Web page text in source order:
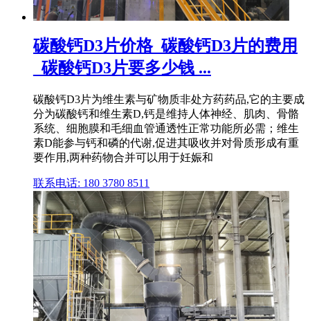
碳酸钙D3片价格_碳酸钙D3片的费用
_碳酸钙D3片要多少钱 ...
碳酸钙D3片为维生素与矿物质非处方药药品,它的主要成
分为碳酸钙和维生素D,钙是维持人体神经、肌肉、骨骼
系统、细胞膜和毛细血管通透性正常功能所必需；维生
素D能参与钙和磷的代谢,促进其吸收并对骨质形成有重
要作用,两种药物合并可以用于妊娠和
联系电话: 180 3780 8511